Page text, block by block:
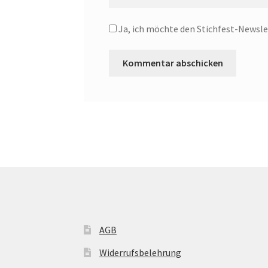
Ja, ich möchte den Stichfest-
AGB
Widerrufsbelehrung